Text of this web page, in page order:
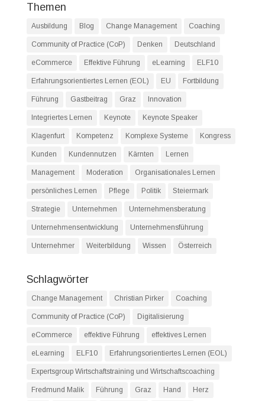
Themen
Ausbildung Blog Change Management Coaching
Community of Practice (CoP) Denken Deutschland
eCommerce Effektive Führung eLearning ELF10
Erfahrungsorientiertes Lernen (EOL) EU Fortbildung
Führung Gastbeitrag Graz Innovation
Integriertes Lernen Keynote Keynote Speaker
Klagenfurt Kompetenz Komplexe Systeme Kongress
Kunden Kundennutzen Kärnten Lernen
Management Moderation Organisationales Lernen
persönliches Lernen Pflege Politik Steiermark
Strategie Unternehmen Unternehmensberatung
Unternehmensentwicklung Unternehmensführung
Unternehmer Weiterbildung Wissen Österreich
Schlagwörter
Change Management Christian Pirker Coaching
Community of Practice (CoP) Digitalisierung
eCommerce effektive Führung effektives Lernen
eLearning ELF10 Erfahrungsorientiertes Lernen (EOL)
Expertsgroup Wirtschaftstraining und Wirtschaftscoaching
Fredmund Malik Führung Graz Hand Herz